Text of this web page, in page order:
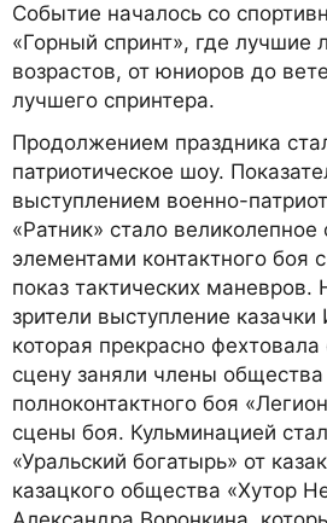
Событие началось со
«Горный спринт», где лучшие
возрастов, от юниоров до
лучшего спринтера.
Продолжением праздника
патриотическое шоу.
выступлением военно-
«Ратник» стало
элементами контактного боя
показ тактических маневров.
зрители выступление
которая прекрасно
сцену заняли члены
полноконтактного боя
сцены боя. Кульминацией
«Уральский богатырь» от
казацкого общества «Хутор